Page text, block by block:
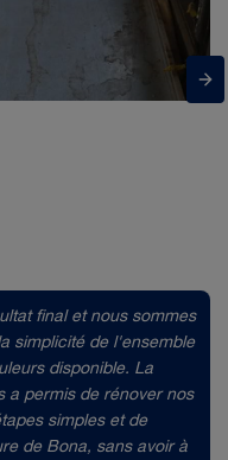
final et nous sommes
simplicité de l'ensemble
disponible. La
a permis de rénover nos
simples et de
de Bona, sans avoir à